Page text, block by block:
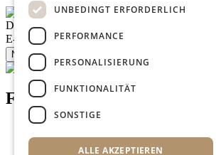
Description
E-Mail
Newsletter bestellen
Footer menu (DE)
Nutzungsbedingungen
UNBEDINGT ERFORDERLICH
PERFORMANCE
PERSONALISIERUNG
FUNKTIONALITÄT
SONSTIGE
ALLE AKZEPTIEREN